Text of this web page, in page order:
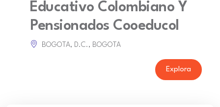
Educativo Colombiano Y
Pensionados Cooeducol
BOGOTA, D.C., BOGOTA
Explora